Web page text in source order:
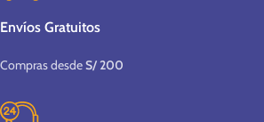
Envíos Gratuitos
Compras desdeS/ 200